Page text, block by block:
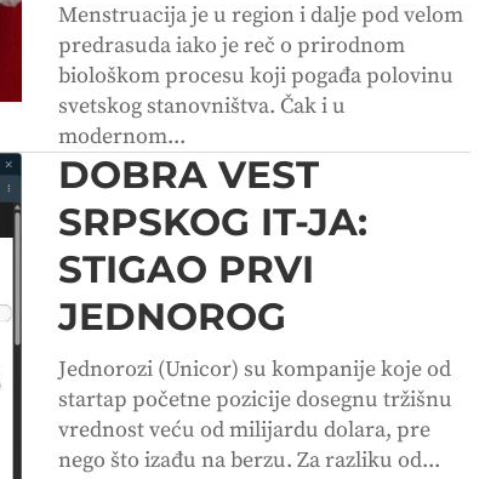
Menstruacija je u region i dalje pod velom
predrasuda iako je reč o prirodnom
biološkom procesu koji pogađa polovinu
svetskog stanovništva. Čak i u
modernom...
DOBRA VEST
SRPSKOG IT-JA:
STIGAO PRVI
JEDNOROG
Jednorozi (Unicor) su kompanije koje od
startap početne pozicije dosegnu tržišnu
vrednost veću od milijardu dolara, pre
nego što izađu na berzu. Za razliku od...